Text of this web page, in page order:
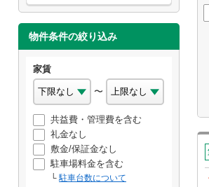
物件条件の絞り込み
家賃
〜
共益費・管理費を含む
礼金なし
敷金/保証金なし
駐車場料金を含む
駐車台数について